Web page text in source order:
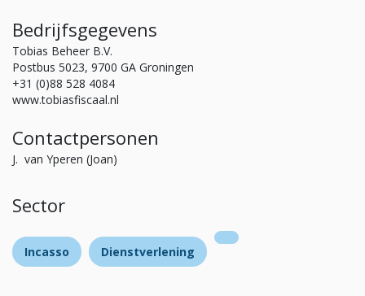
Bedrijfsgegevens
Tobias Beheer B.V.
Postbus 5023, 9700 GA Groningen
+31 (0)88 528 4084
www.tobiasfiscaal.nl
Contactpersonen
J. van Yperen (Joan)
Sector
Incasso Dienstverlening